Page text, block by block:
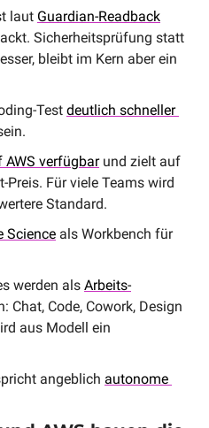
laut Guardian-Readback
Sicherheitsprüfung statt
bleibt im Kern aber ein
Test deutlich schneller
AWS verfügbar und zielt auf
Preis. Für viele Teams wird
Standard.
Science als Workbench für
werden als Arbeits-
Chat, Code, Cowork, Design
aus Modell ein
angeblich autonome